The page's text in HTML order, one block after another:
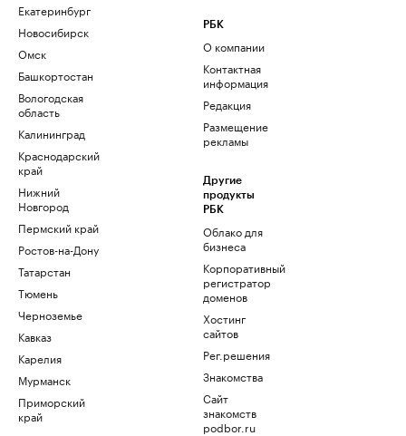
Екатеринбург
Новосибирск
Омск
Башкортостан
Вологодская
область
Калининград
Краснодарский
край
Нижний
Новгород
Пермский край
Ростов-на-Дону
Татарстан
Тюмень
Черноземье
Кавказ
Карелия
Мурманск
Приморский
край
РБК
О компании
Контактная
информация
Редакция
Размещение
рекламы
Другие
продукты
РБК
Облако для
бизнеса
Корпоративный
регистратор
доменов
Хостинг
сайтов
Рег.решения
Знакомства
Сайт
знакомств
podbor.ru